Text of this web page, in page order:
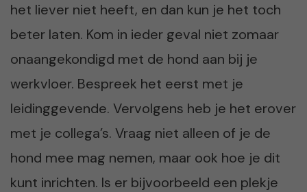
het liever niet heeft, en dan kun je het toch
beter laten. Kom in ieder geval niet zomaar
onaangekondigd met de hond aan bij je
werkvloer. Bespreek het eerst met je
leidinggevende. Vervolgens heb je het erover
met je collega’s. Vraag niet alleen of je de
hond mee mag nemen, maar ook hoe je dit
kunt inrichten. Is er bijvoorbeeld een plekje